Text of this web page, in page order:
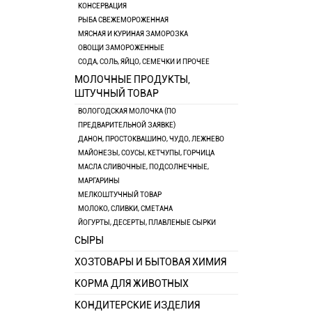
КОНСЕРВАЦИЯ
РЫБА СВЕЖЕМОРОЖЕННАЯ
МЯСНАЯ И КУРИНАЯ ЗАМОРОЗКА
ОВОЩИ ЗАМОРОЖЕННЫЕ
СОДА, СОЛЬ, ЯЙЦО, СЕМЕЧКИ И ПРОЧЕЕ
МОЛОЧНЫЕ ПРОДУКТЫ,
ШТУЧНЫЙ ТОВАР
ВОЛОГОДСКАЯ МОЛОЧКА (ПО
ПРЕДВАРИТЕЛЬНОЙ ЗАЯВКЕ)
ДАНОН, ПРОСТОКВАШИНО, ЧУДО, ЛЕЖНЕВО
МАЙОНЕЗЫ, СОУСЫ, КЕТЧУПЫ, ГОРЧИЦА
МАСЛА СЛИВОЧНЫЕ, ПОДСОЛНЕЧНЫЕ,
МАРГАРИНЫ
МЕЛКОШТУЧНЫЙ ТОВАР
МОЛОКО, СЛИВКИ, СМЕТАНА
ЙОГУРТЫ, ДЕСЕРТЫ, ПЛАВЛЕНЫЕ СЫРКИ
СЫРЫ
ХОЗТОВАРЫ И БЫТОВАЯ ХИМИЯ
КОРМА ДЛЯ ЖИВОТНЫХ
КОНДИТЕРСКИЕ ИЗДЕЛИЯ